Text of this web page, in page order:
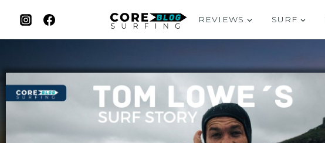
REVIEWS SURF